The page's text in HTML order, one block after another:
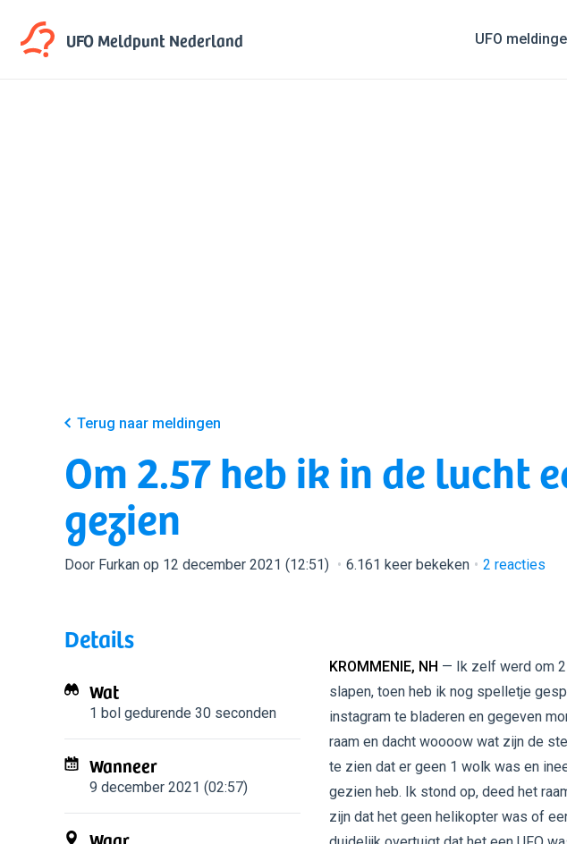
UFO MeldpuntNederland UFO
Terug naar meldingen
Om 2.57 heb ik in de lucht
gezien
Door Furkan op 12 december 2021 (12:51) 6.161 keer bekeken 2 reacties
Details
Wat
1 bol gedurende 30 seconden
Wanneer
9 december 2021 (02:57)
KROMMENIE, NH — Ik zelf werd om 2
slapen, toen heb ik nog spelletje
instagram te bladeren en gegeven
raam en dacht woooow wat zijn de
te zien dat er geen 1 wolk was en
gezien heb. Ik stond op, deed het
zijn dat het geen helikopter was of